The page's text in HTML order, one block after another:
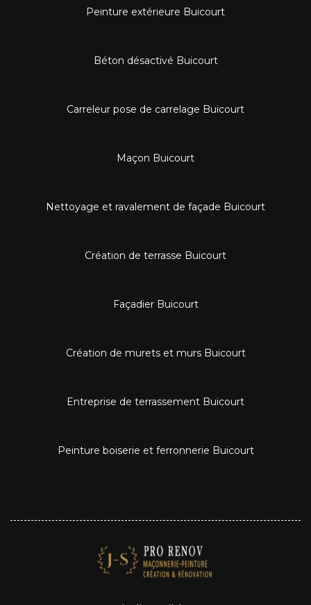
Peinture extérieure Buicourt
Béton désactivé Buicourt
Carreleur pose de carrelage Buicourt
Maçon Buicourt
Nettoyage et ravalement de façade Buicourt
Création de terrasse Buicourt
Façadier Buicourt
Création de murets et murs Buicourt
Entreprise de terrassement Buicourt
Peinture boiserie et ferronnerie Buicourt